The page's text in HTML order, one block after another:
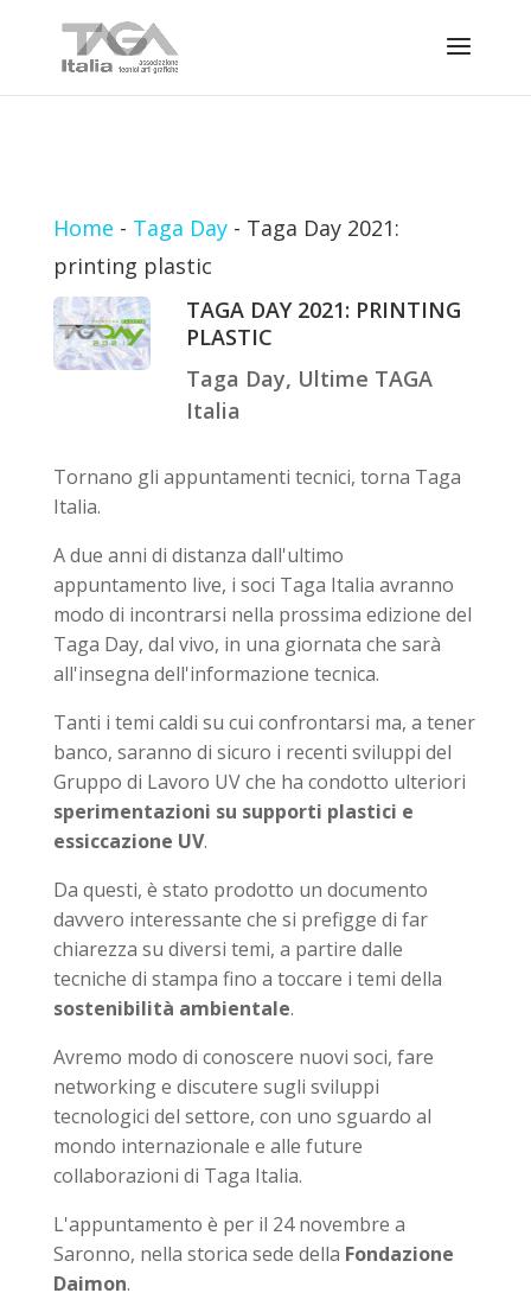
Home - Taga Day- Taga Day 2021:
printing plastic
TAGA DAY 2021: PRINTING
PLASTIC
Taga Day, Ultime TAGA
Italia
Tornano gli appuntamenti tecnici, torna Taga
Italia.
A due anni di distanza dall'ultimo
appuntamento live, i soci Taga Italia avranno
modo di incontrarsi nella prossima edizione del
Taga Day, dal vivo, in una giornata che sarà
all'insegna dell'informazione tecnica.
Tanti i temi caldi su cui confrontarsi ma, a tener
banco, saranno di sicuro i recenti sviluppi del
Gruppo di Lavoro UV che ha condotto ulteriori
sperimentazioni su supporti plastici e
essiccazione UV.
Da questi, è stato prodotto un documento
davvero interessante che si prefigge di far
chiarezza su diversi temi, a partire dalle
tecniche di stampa fino a toccare i temi della
sostenibilità ambientale.
Avremo modo di conoscere nuovi soci, fare
networking e discutere sugli sviluppi
tecnologici del settore, con uno sguardo al
mondo internazionale e alle future
collaborazioni di Taga Italia.
L'appuntamento è per il 24 novembre a
Saronno, nella storica sede della Fondazione
Daimon.